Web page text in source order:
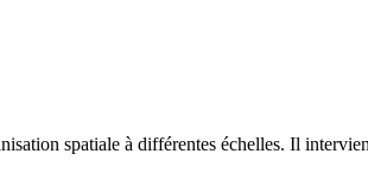
spatiale à différentes échelles. Il